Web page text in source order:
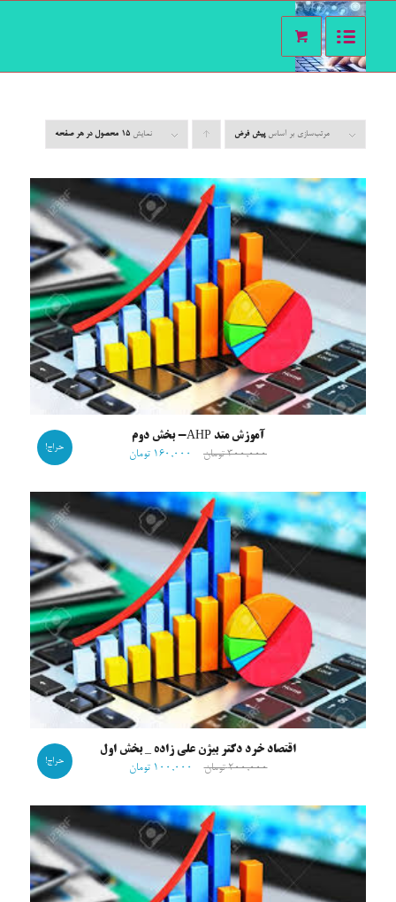
مرتب‌سازی بر اساسپیش فرض
سازی به
صورت
صعودی
کلیک
کنید
نمایش 15 محصول در هر صفحه
آموزش متد AHP- بخش دوم
۳۰۰,۰۰۰ تومان ۱۶۰,۰۰۰ تومان
حراج!
اقتصاد خرد دکتر بیژن علی زاده _ بخش اول
۲۰۰,۰۰۰ تومان ۱۰۰,۰۰۰ تومان
حراج!